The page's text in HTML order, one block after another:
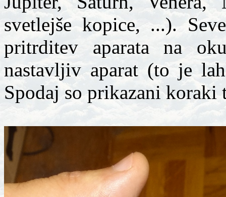
svetlejše kopice, ...).
pritrditev aparata na
nastavljiv aparat (to je
Spodaj so prikazani koraki